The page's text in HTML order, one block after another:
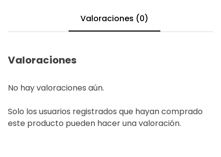
Valoraciones (0)
Valoraciones
No hay valoraciones aún.
Solo los usuarios registrados que hayan comprado
este producto pueden hacer una valoración.